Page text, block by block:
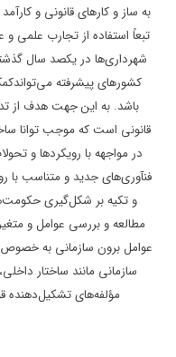
به ساز و کارهای قانونی و
تبعاً استفاده از تجارب علمی و
شهرداری‌ها در یکصد سال
کشورهای پیشرفته
باشد. به این جهت هدف از
قانونی است که موجب توانا
در مواجهه با رویکردها و
فنآوری‌های جدید و متناسب با
و تکیه بر شکل‌گیری
مطالعه و بررسی عوامل و
عوامل برون سازمانی به
سازمانی مانند ساختار
مؤلفه‌های تشکیل‌دهنده